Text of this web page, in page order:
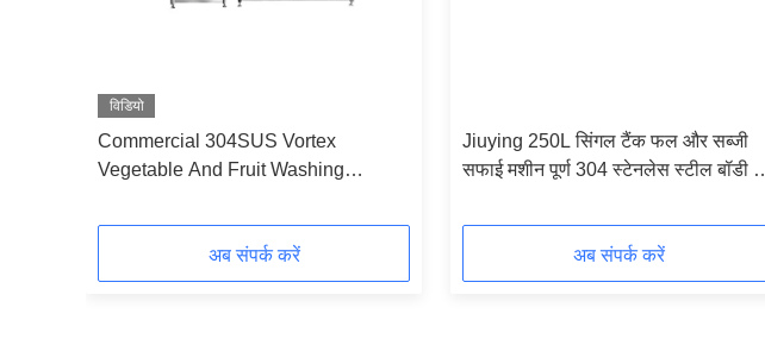
विडियो
Commercial 304SUS Vortex
Vegetable And Fruit Washing
अब संपर्क करें
Jiuying 250L सिंगल टैंक फल और सब्जी
सफाई मशीन पूर्ण 304 स्टेनलेस स्टील बॉडी के
अब संपर्क करें